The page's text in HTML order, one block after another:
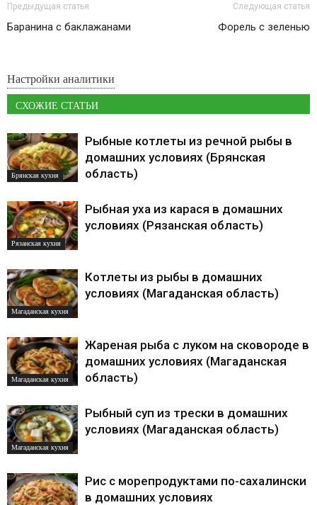
Предыдущая статья
Баранина с баклажанами
Следующая статья
Форель с зеленью
Настройки аналитики
СХОЖИЕ СТАТЬИ
Брянская кухня
Рыбные котлеты из речной рыбы в
домашних условиях (Брянская
область)
Рязанская кухня
Рыбная уха из карася в домашних
условиях (Рязанская область)
Магаданская кухня
Котлеты из рыбы в домашних
условиях (Магаданская область)
Магаданская кухня
Жареная рыба с луком на сковороде в
домашних условиях (Магаданская
область)
Магаданская кухня
Рыбный суп из трески в домашних
условиях (Магаданская область)
Рис с морепродуктами по-сахалински
в домашних условиях